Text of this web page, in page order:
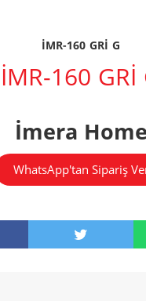
İMR-160 GRİ G
İMR-160 GRİ
İmera Home
WhatsApp'tan Sipariş